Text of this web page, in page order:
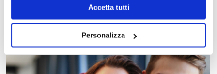
Accetta tutti
Personalizza
Trova in un attimo il punto vendita che ti interessa!